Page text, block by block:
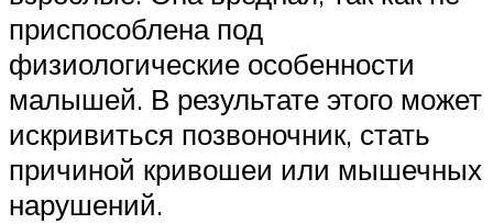
приспособлена под
физиологические особенности
малышей. В результате этого может
искривиться позвоночник, стать
причиной кривошеи или мышечных
нарушений.